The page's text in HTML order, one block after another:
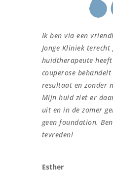
Ik ben via een
Jonge Kliniek terecht
huidtherapeute
couperose
resultaat en zonder
Mijn huid ziet er
uit en in de zomer
geen foundation.
tevreden!
Esther